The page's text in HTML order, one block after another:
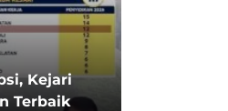
Kejari
Terbaik